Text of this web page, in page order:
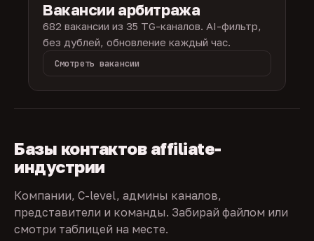
Вакансии арбитража
682 вакансии из 35 TG-каналов. AI-фильтр,
без дублей, обновление каждый час.
Смотреть вакансии
Базы контактов affiliate-
индустрии
Компании, C-level, админы каналов,
представители и команды. Забирай файлом или
смотри таблицей на месте.